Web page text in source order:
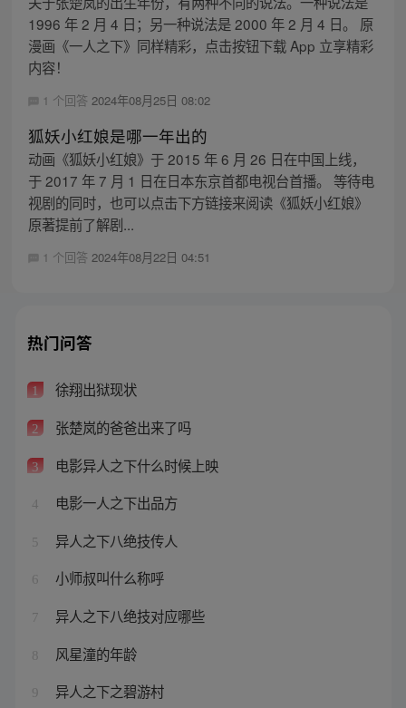
1996 年 2 月 4 日；另一种说法是 2000 年 2 月 4 日。 原
漫画《一人之下》同样精彩，点击按钮下载 App 立享精彩
内容！
1 个回答 2024年08月25日 08:02
狐妖小红娘是哪一年出的
动画《狐妖小红娘》于 2015 年 6 月 26 日在中国上线，
于 2017 年 7 月 1 日在日本东京首都电视台首播。 等待电
视剧的同时，也可以点击下方链接来阅读《狐妖小红娘》
原著提前了解剧...
1 个回答 2024年08月22日 04:51
热门问答
1 徐翔出狱现状
2 张楚岚的爸爸出来了吗
3 电影异人之下什么时候上映
4 电影一人之下出品方
5 异人之下八绝技传人
6 小师叔叫什么称呼
7 异人之下八绝技对应哪些
8 风星潼的年龄
9 异人之下之碧游村